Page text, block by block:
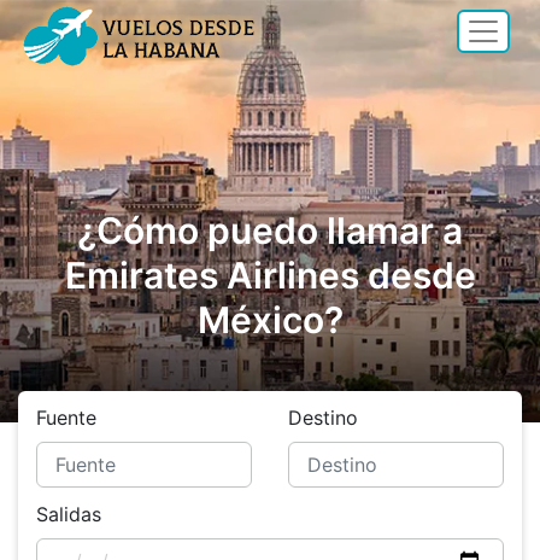
¿Cómo puedo llamar a
Emirates Airlines desde
México?
Fuente Destino
Salidas